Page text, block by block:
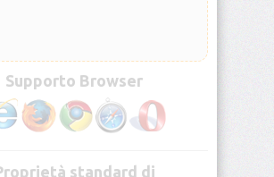
Supporto Browser
standard di